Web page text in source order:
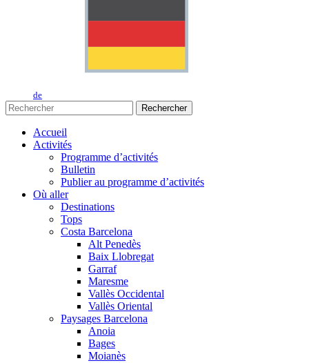
de
Rechercher
Accueil
Activités
Programme d’activités
Bulletin
Publier au programme d’activités
Où aller
Destinations
Tops
Costa Barcelona
Alt Penedès
Baix Llobregat
Garraf
Maresme
Vallès Occidental
Vallès Oriental
Paysages Barcelona
Anoia
Bages
Moianès